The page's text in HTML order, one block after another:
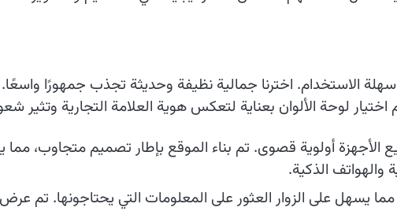
الاستخدام. اخترنا جمالية نظيفة وحديثة تجذب جمهورًا
لوحة الألوان بعناية لتعكس هوية العلامة التجارية وتثير
أولوية قصوى. تم بناء الموقع بإطار تصميم متجاوب،
والهواتف الذكية.
يسهل على الزوار العثور على المعلومات التي يحتاجونها. تم عرض